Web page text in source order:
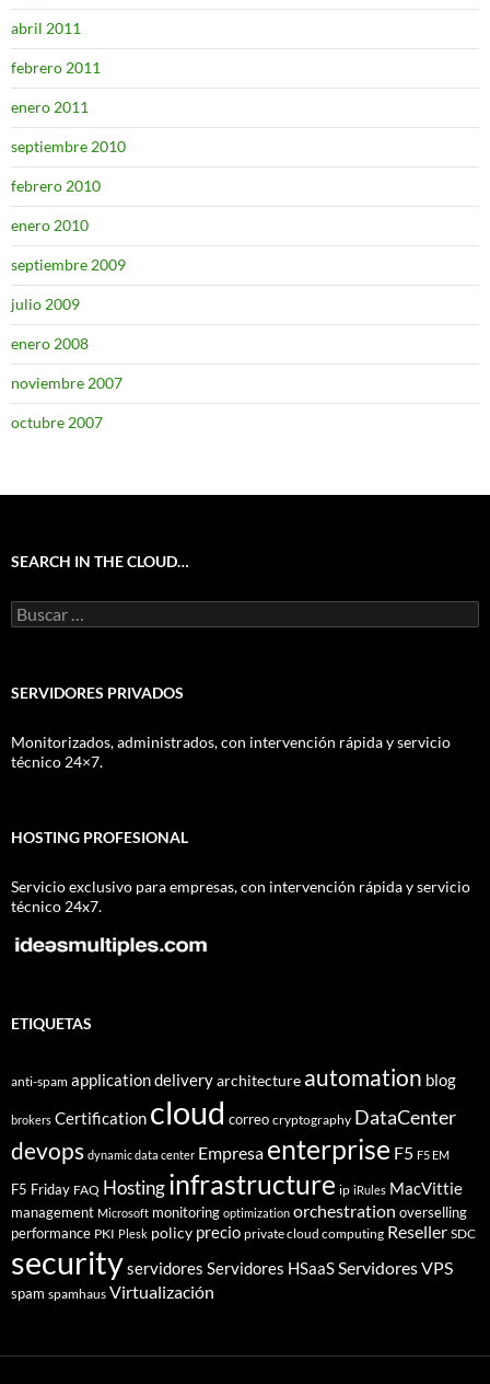
abril 2011
febrero 2011
enero 2011
septiembre 2010
febrero 2010
enero 2010
septiembre 2009
julio 2009
enero 2008
noviembre 2007
octubre 2007
SEARCH IN THE CLOUD…
Buscar:
SERVIDORES PRIVADOS
Monitorizados, administrados, con intervención rápida y servicio
técnico 24×7.
HOSTING PROFESIONAL
Servicio exclusivo para empresas, con intervención rápida y servicio
técnico 24x7.
ETIQUETAS
anti-spam application deliveryarchitecture automation blog
brokers Certification cloud correo cryptography DataCenter
devops dynamic data center Empresa enterprise F5 F5 EM
F5 Friday FAQ Hostinginfrastructure ip iRules MacVittie
management Microsoft monitoring optimization orchestration overselling
performance PKI Plesk policy precio private cloud computing Reseller SDC
securityservidores Servidores HSaaSServidores VPS
spam spamhaus Virtualización